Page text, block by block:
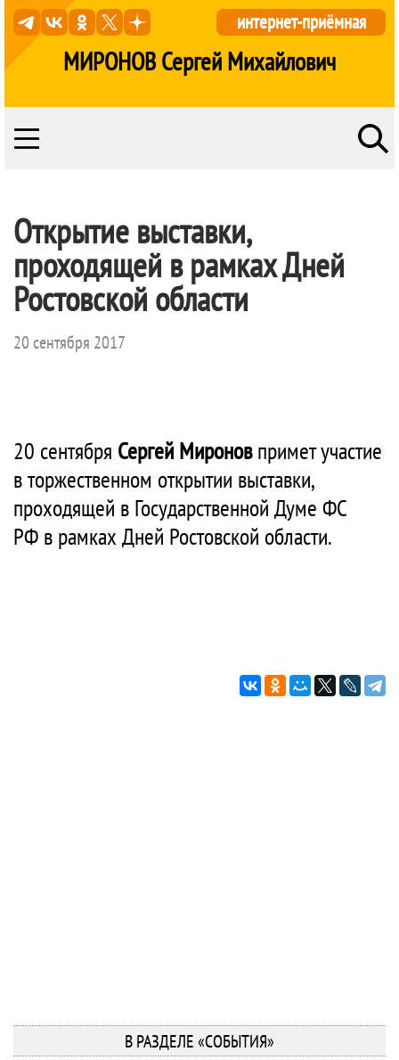
МИРОНОВ Сергей Михайлович
интернет-приёмная
Открытие выставки,
проходящей в рамках Дней
Ростовской области
20 сентября 2017
20 сентября Сергей Мироновпримет участие
в торжественном открытии выставки,
проходящей в Государственной Думе ФС
РФ в рамках Дней Ростовской области.
В РАЗДЕЛЕ «СОБЫТИЯ»